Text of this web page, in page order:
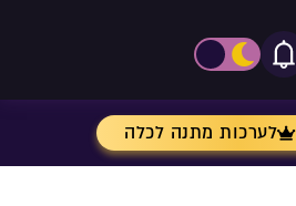
פתיחת\סגירת מרכז
אייקון פעמון
לערכות מתנה לכלה